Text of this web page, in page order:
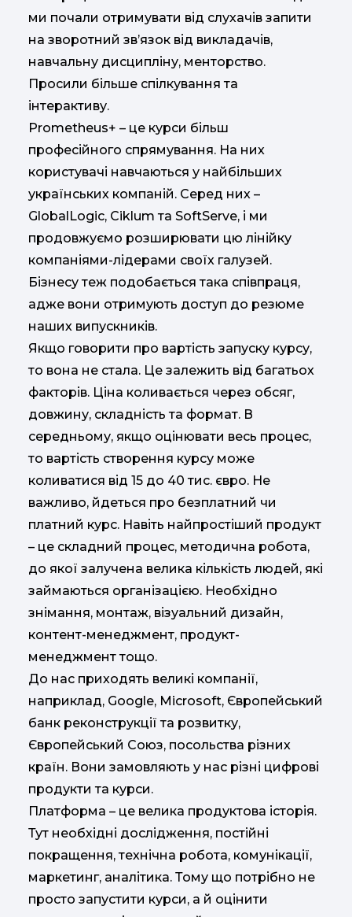
ми почали отримувати від слухачів запити
на зворотний зв’язок від викладачів,
навчальну дисципліну, менторство.
Просили більше спілкування та
інтерактиву.
Prometheus+ – це курси більш
професійного спрямування. На них
користувачі навчаються у найбільших
українських компаній. Серед них –
GlobalLogic, Ciklum та SoftServe, і ми
продовжуємо розширювати цю лінійку
компаніями-лідерами своїх галузей.
Бізнесу теж подобається така співпраця,
адже вони отримують доступ до резюме
наших випускників.
Якщо говорити про вартість запуску курсу,
то вона не стала. Це залежить від багатьох
факторів. Ціна коливається через обсяг,
довжину, складність та формат. В
середньому, якщо оцінювати весь процес,
то вартість створення курсу може
коливатися від 15 до 40 тис. євро. Не
важливо, йдеться про безплатний чи
платний курс. Навіть найпростіший продукт
– це складний процес, методична робота,
до якої залучена велика кількість людей, які
займаються організацією. Необхідно
знімання, монтаж, візуальний дизайн,
контент-менеджмент, продукт-
менеджмент тощо.
До нас приходять великі компанії,
наприклад, Google, Microsoft, Європейський
банк реконструкції та розвитку,
Європейський Союз, посольства різних
країн. Вони замовляють у нас різні цифрові
продукти та курси.
Платформа – це велика продуктова історія.
Тут необхідні дослідження, постійні
покращення, технічна робота, комунікації,
маркетинг, аналітика. Тому що потрібно не
просто запустити курси, а й оцінити